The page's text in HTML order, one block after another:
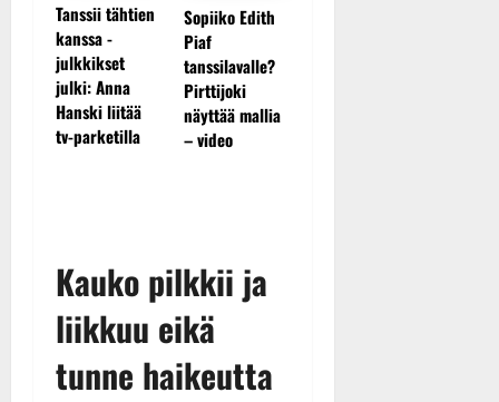
Tanssii tähtien
kanssa -
julkkikset
julki: Anna
Hanski liitää
tv-parketilla
Sopiiko Edith
Piaf
tanssilavalle?
Pirttijoki
näyttää mallia
– video
Kauko pilkkii ja
liikkuu eikä
tunne haikeutta